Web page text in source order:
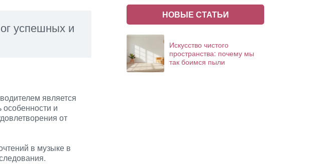
успешных и
является
и
от
в музыке в
НОВЫЕ СТАТЬИ
Искусство чистого
пространства: почему мы
так боимся пыли